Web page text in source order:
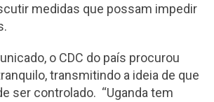
medidas que possam impedir
o CDC do país procurou
transmitindo a ideia de que
ser controlado. “Uganda tem